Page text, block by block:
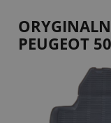
PEUGEOT